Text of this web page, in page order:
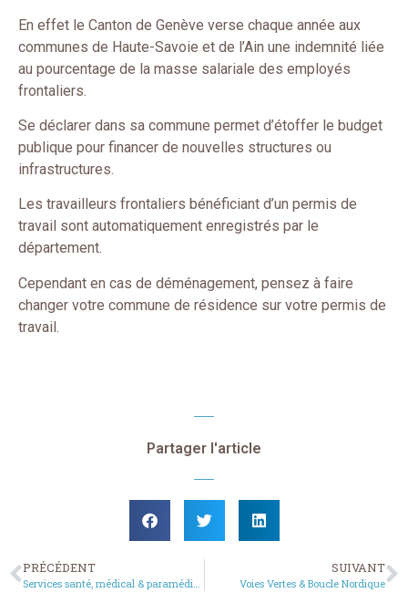
En effet le Canton de Genève verse chaque année aux
communes de Haute-Savoie et de l’Ain une indemnité liée
au pourcentage de la masse salariale des employés
frontaliers.
Se déclarer dans sa commune permet d’étoffer le budget
publique pour financer de nouvelles structures ou
infrastructures.
Les travailleurs frontaliers bénéficiant d’un permis de
travail sont automatiquement enregistrés par le
département.
Cependant en cas de déménagement, pensez à faire
changer votre commune de résidence sur votre permis de
travail.
Partager l'article
PRÉCÉDENT SUIVANT
Voies Vertes & Boucle Nordique